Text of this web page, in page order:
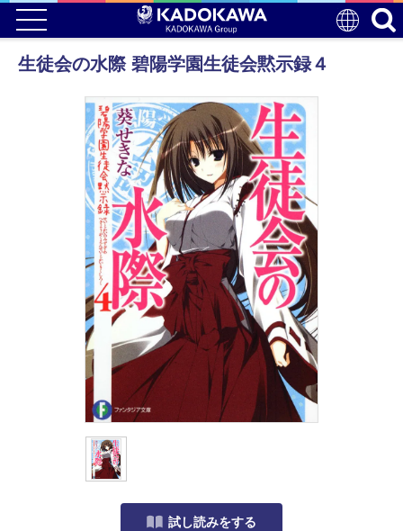
生徒会の水際 碧陽学園生徒会黙示録４
試し読みをする